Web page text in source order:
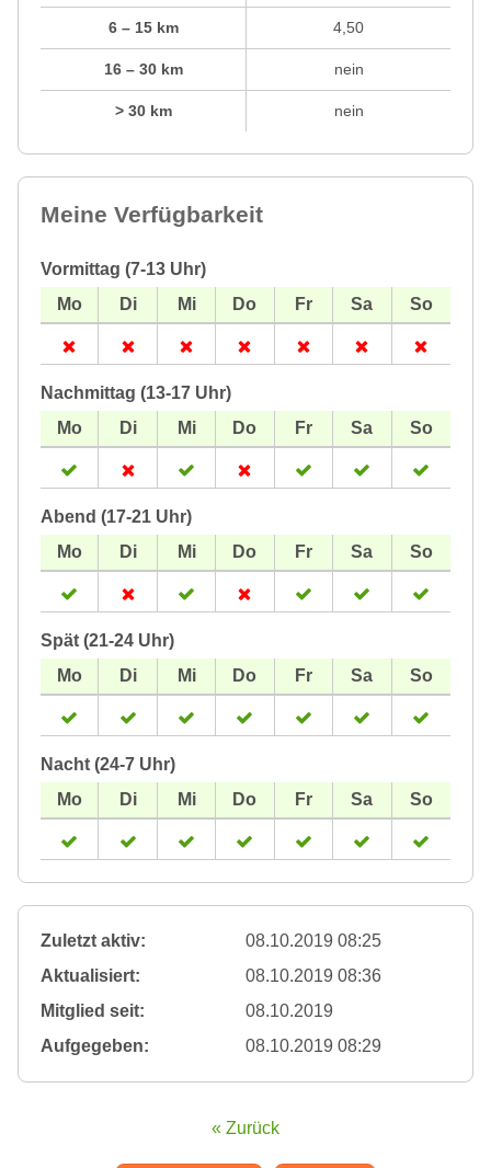
6 – 15 km
16 – 30 km
> 30 km
4,50
nein
nein
Meine Verfügbarkeit
Vormittag (7-13 Uhr)
Nachmittag (13-17 Uhr)
Abend (17-21 Uhr)
Spät (21-24 Uhr)
Nacht (24-7 Uhr)
Zuletzt aktiv:
08.10.2019 08:25
Aktualisiert:
08.10.2019 08:36
Mitglied seit:
08.10.2019
Aufgegeben:
08.10.2019 08:29
« Zurück